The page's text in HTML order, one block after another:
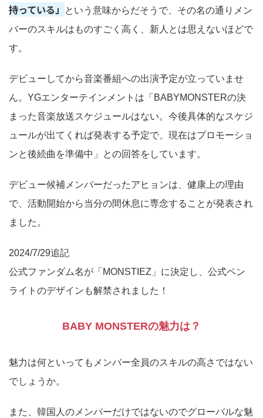
持っている」
という意味からだそうで、その名の通りメン
バーのスキルはものすごく高く、新人とは思えないほどで
す。
デビューしてから音楽番組への出演予定が立っていませ
ん。YGエンターテインメントは「BABYMONSTERの決
まった音楽放送スケジュールはない。今後具体的なスケジ
ュールが出てくれば発表する予定で、現在はプロモーショ
ンと後続曲を準備中」との回答をしています。
デビュー候補メンバーだったアヒョンは、健康上の理由
で、活動開始から当分の間休息に専念することが発表され
ました。
2024/7/29追記
公式ファンダム名が「MONSTIEZ」に決定し、公式ペン
ライトのデザインも解禁されました！
BABY MONSTERの魅力は？
魅力は何といってもメンバー全員のスキルの高さではない
でしょうか。
また、韓国人のメンバーだけではないのでグローバルな魅